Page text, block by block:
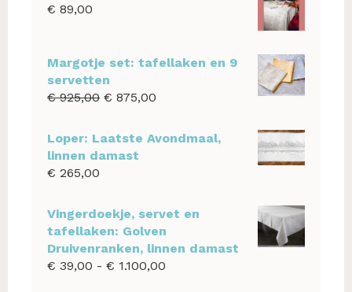
€ 89,00
Margotje set: tafellaken en 9
servetten
€925,00 Oorspronkelijke
was:
€ 925,00.
€ 875,00
Loper: Laatste Avondmaal,
linnen damast
€ 265,00
Vingerdoekje, servet en
tafellaken: Golven
Druivenranken, linnen damast
€ 39,00 - € 1.100,00